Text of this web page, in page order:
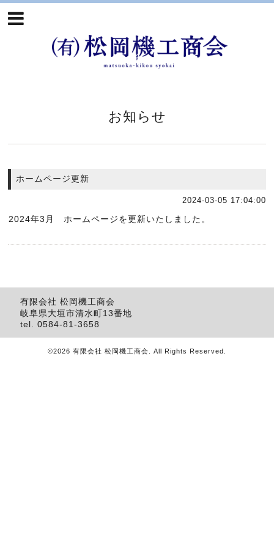
お知らせ
ホームページ更新
2024-03-05 17:04:00
2024年3月 ホームページを更新いたしました。
有限会社 松岡機工商会
岐阜県大垣市清水町13番地
tel.0584-81-3658
©2026 有限会社 松岡機工商会 . All Rights Reserved.